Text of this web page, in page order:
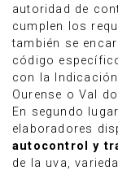
autoridad de
cumplen los
también se
código
con la
Ourense o Val
En segundo
elaboradores
autocontrol y
de la uva,